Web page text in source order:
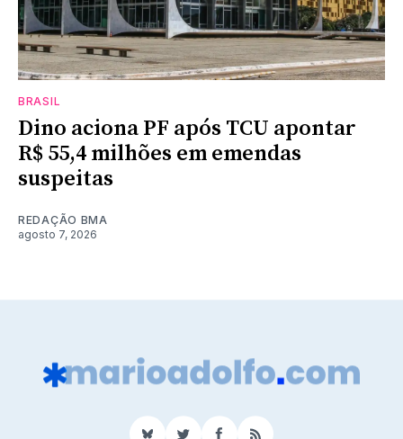
BRASIL
Dino aciona PF após TCU apontar
R$ 55,4 milhões em emendas
suspeitas
REDAÇÃO BMA
agosto 7, 2026